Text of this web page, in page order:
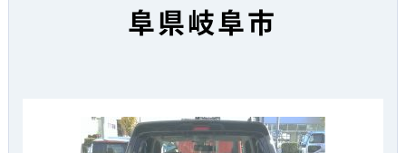
阜県岐阜市